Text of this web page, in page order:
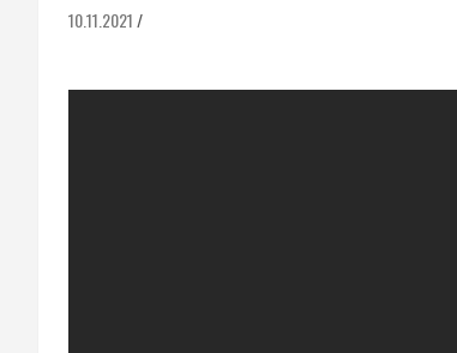
10.11.2021